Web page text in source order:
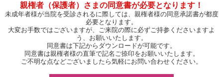
親権者（保護者）さまの同意書が必要となります！
未成年者様が当院を受診されるに際しては、親権者様の同意承諾書が都度
必要となります。
大変お手数ではございますが、ご来院の際に必ずご持参くださいますよ
う、お願いいたします。
同意書は下記からダウンロードが可能です。
同意書は親権者様の直筆で記名ご捺印をお願いいたします。
ご不明な点などございましたら気軽にお問い合わせください。